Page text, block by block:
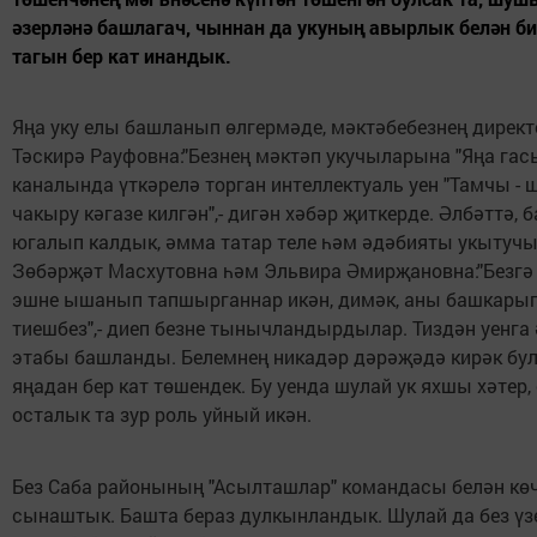
әзерләнә башлагач, чыннан да укуның авырлык белән
тагын бер кат инандык.
Яңа уку елы башланып өлгермәде, мәктәбебезнең
Тәскирә Рауфовна:"Безнең мәктәп укучыларына "Яңа
каналында үткәрелә торган интеллектуаль уен "Тамчы -
чакыру кәгазе килгән",- дигән хәбәр җиткерде. Әлбәттә,
югалып калдык, әмма татар теле һәм әдәбияты
Зөбәрҗәт Масхутовна һәм Эльвира
эшне ышанып тапшырганнар икән, димәк, аны
тиешбез",- диеп безне тынычландырдылар. Тиздән уенга
этабы башланды. Белемнең никадәр дәрәҗәдә кирәк
яңадан бер кат төшендек. Бу уенда шулай ук яхшы хәтер,
осталык та зур роль уйный икән.
Без Саба районының "Асылташлар" командасы белән
сынаштык. Башта бераз дулкынландык. Шулай да без